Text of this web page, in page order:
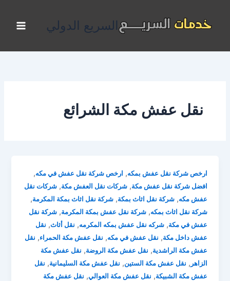
المحتوى
السريع الدولي
نقل عفش مكة الشرائع
ارخص شركة نقل عفش بمكه, ارخص شركة نقل عفش في مكه,
افضل شركة نقل عفش مكة,شركات نقل العفش مكة,شركات نقل
عفش مكه,شركة نقل اثاث بمكة,شركة نقل اثاث بمكة المكرمة,
شركة نقل اثاث بمكه,شركة نقل عفش بمكة المكرمة,شركة نقل
عفش في مكة,شركه نقل عفش بمكه المكرمه, نقل أثاث, نقل
عفش داخل مكة, نقل عفش في مكه, نقل عفش مكة الحمراء, نقل
عفش مكة الراشدية, نقل عفش مكة الروضة, نقل عفش مكة
الزاهر , نقل عفش مكة الستين, نقل عفش مكة السليمانية, نقل
عفش مكة الشبيكة, نقل عفش مكة العوالي, نقل عفش مكة